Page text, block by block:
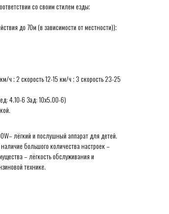
со своим стилем езды;
до 70м (в зависимости от местности));
ч ; 2 скорость 12-15 км/ч ; 3 скорость 23-25
4.10-6 Зад: 10х5.00-6)
лёгкий и послушный аппарат для детей.
большого количества настроек –
– лёгкость обслуживания и
технике.